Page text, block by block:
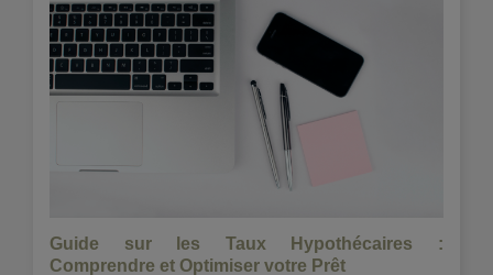
Guide sur les Taux Hypothécaires :
Comprendre et Optimiser votre Prêt